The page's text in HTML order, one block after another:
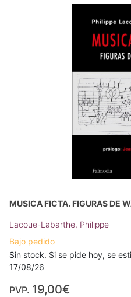
MUSICA FICTA. FIGURAS DE
Lacoue-Labarthe, Philippe
Bajo pedido
Sin stock. Si se pide hoy, se
17/08/26
PVP. 19,00€